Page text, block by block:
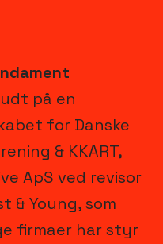
på en
for Danske
& KKART,
ApS ved revisor
& Young, som
firmaer har styr